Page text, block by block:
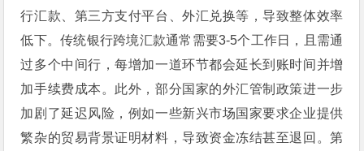
行汇款、第三方支付平台、外汇兑换等，导致整体效率
低下。传统银行跨境汇款通常需要3-5个工作日，且需通
过多个中间行，每增加一道环节都会延长到账时间并增
加手续费成本。此外，部分国家的外汇管制政策进一步
加剧了延迟风险，例如一些新兴市场国家要求企业提供
繁杂的贸易背景证明材料，导致资金冻结甚至退回。第